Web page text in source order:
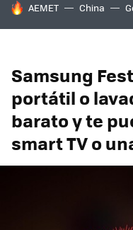
HOY SE HABLA DE
AEMET China
Samsung
portátil o
barato y te
smart TV o